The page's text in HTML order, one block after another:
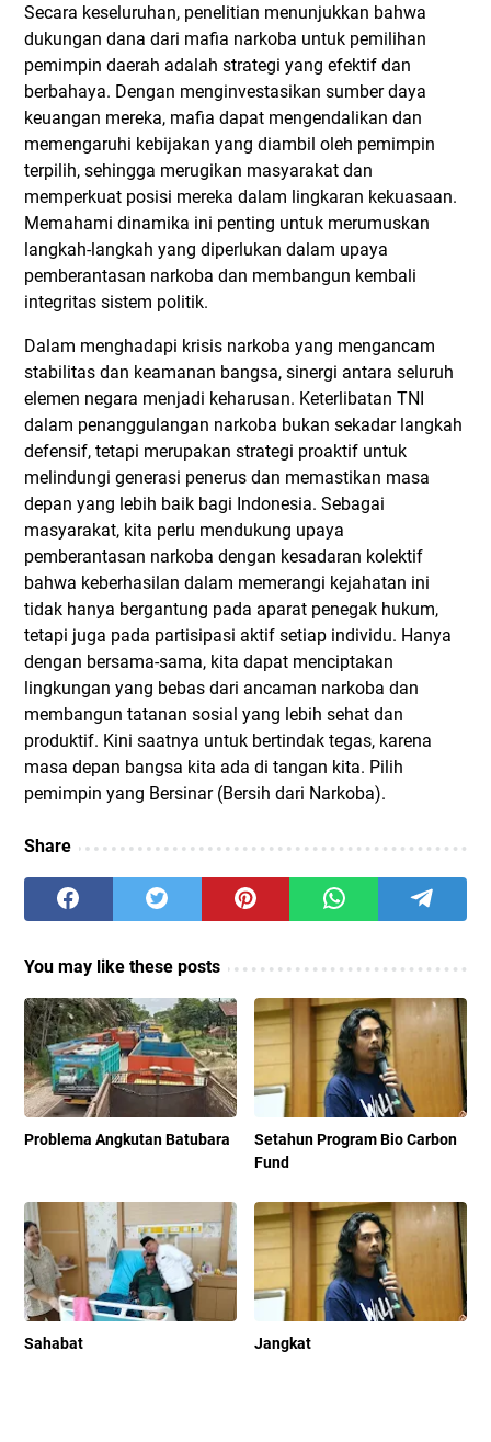
Secara keseluruhan, penelitian menunjukkan bahwa
dukungan dana dari mafia narkoba untuk pemilihan
pemimpin daerah adalah strategi yang efektif dan
berbahaya. Dengan menginvestasikan sumber daya
keuangan mereka, mafia dapat mengendalikan dan
memengaruhi kebijakan yang diambil oleh pemimpin
terpilih, sehingga merugikan masyarakat dan
memperkuat posisi mereka dalam lingkaran kekuasaan.
Memahami dinamika ini penting untuk merumuskan
langkah-langkah yang diperlukan dalam upaya
pemberantasan narkoba dan membangun kembali
integritas sistem politik.
Dalam menghadapi krisis narkoba yang mengancam
stabilitas dan keamanan bangsa, sinergi antara seluruh
elemen negara menjadi keharusan. Keterlibatan TNI
dalam penanggulangan narkoba bukan sekadar langkah
defensif, tetapi merupakan strategi proaktif untuk
melindungi generasi penerus dan memastikan masa
depan yang lebih baik bagi Indonesia. Sebagai
masyarakat, kita perlu mendukung upaya
pemberantasan narkoba dengan kesadaran kolektif
bahwa keberhasilan dalam memerangi kejahatan ini
tidak hanya bergantung pada aparat penegak hukum,
tetapi juga pada partisipasi aktif setiap individu. Hanya
dengan bersama-sama, kita dapat menciptakan
lingkungan yang bebas dari ancaman narkoba dan
membangun tatanan sosial yang lebih sehat dan
produktif. Kini saatnya untuk bertindak tegas, karena
masa depan bangsa kita ada di tangan kita. Pilih
pemimpin yang Bersinar (Bersih dari Narkoba).
Share
You may like these posts
Problema Angkutan Batubara
Setahun Program Bio Carbon
Fund
Sahabat Jangkat